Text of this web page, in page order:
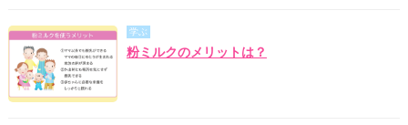
学ぶ
粉ミルクのメリットは？